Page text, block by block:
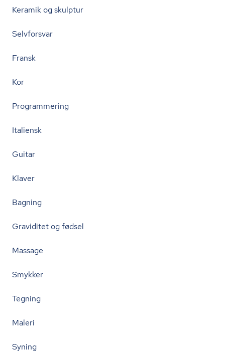
Keramik og skulptur
Selvforsvar
Fransk
Kor
Programmering
Italiensk
Guitar
Klaver
Bagning
Graviditet og fødsel
Massage
Smykker
Tegning
Maleri
Syning